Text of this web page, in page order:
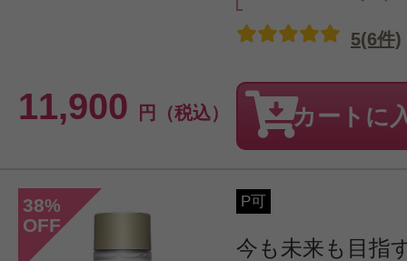
11,900 円（税込）
5(6件)
カートに
38%
OFF
P可
今も未来も目指